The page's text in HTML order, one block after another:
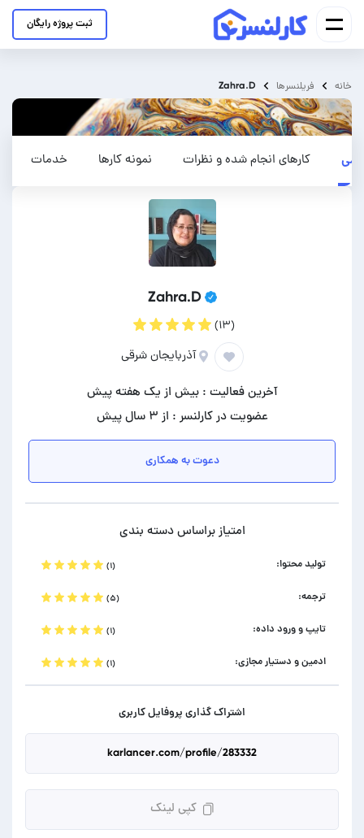
ثبت پروژه رایگان
خانه فریلنسرها Zahra.D
خدمات نمونه کارها کارهای انجام شده و نظرات
Zahra.D
(۱۳)
آذربایجان شرقی
آخرین فعالیت : بیش از یک هفته پیش
عضویت در کارلنسر : از ۳ سال پیش
دعوت به همکاری
امتیاز براساس دسته بندی
تولید محتوا: (۱)
ترجمه: (۵)
تایپ و ورود داده: (۱)
ادمین و دستیار مجازی: (۱)
اشتراک گذاری پروفایل کاربری
کپی لینک